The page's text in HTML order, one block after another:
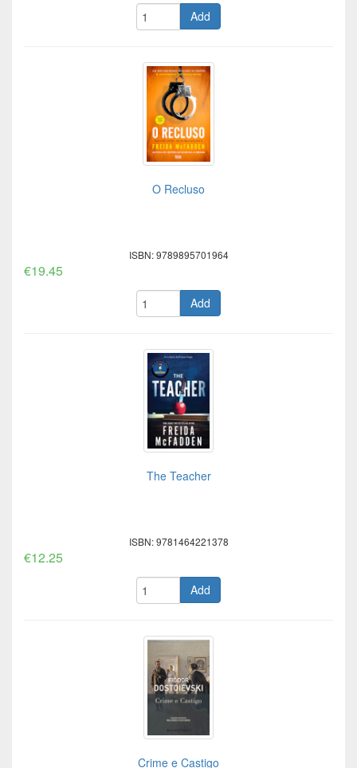
Add
O Recluso
ISBN: 9789895701964
€19.45
Add
The Teacher
ISBN: 9781464221378
€12.25
Add
Crime e Castigo